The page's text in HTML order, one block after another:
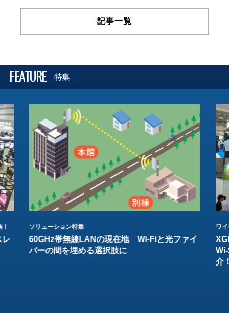
記事一覧
FEATURE 特集
レ
ソリューション特集
60GHz帯無線LANの現在地 Wi-Fiと光ファイ
バーの間を埋める選択肢に
ワ
介